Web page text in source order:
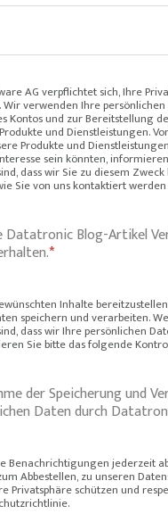
AG verpflichtet sich, Ihre
Wir verwenden Ihre
Kontos und zur Bereitstellung
und Dienstleistungen.
Produkte und
sein könnten,
dass wir Sie zu diesem
Sie von uns kontaktiert
Datatronic Blog-Artikel
*
Inhalte
speichern und verarbeiten.
dass wir Ihre persönlichen
Sie bitte das folgende
der Speicherung und
Daten durch
Benachrichtigungen jederzeit
Abbestellen, zu unseren
Privatsphäre schützen und